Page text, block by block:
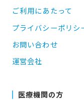
ご利用にあたって
プライバシーポリシ
お問い合わせ
運営会社
医療機関の方